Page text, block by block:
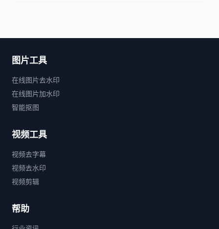
图片工具
在线图片去水印
在线图片加水印
智能抠图
视频工具
视频去字幕
视频去水印
视频剪辑
帮助